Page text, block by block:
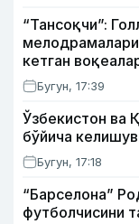
“Тансоқчи”:
кетган
Бугун, 17:39
Ўзбекистон ва
бўйича
Бугун, 17:18
“Барселона”
футболчисини